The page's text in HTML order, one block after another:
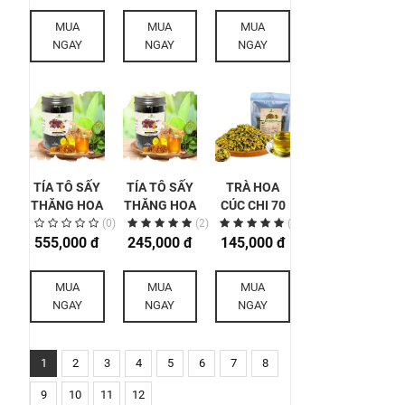
MUA
NGAY
500GR
MUA
NGAY
MUA
NGAY
TÍA TÔ SẤY
THĂNG HOA
VIÊN MẬT
ONG RỪNG
(0)
555,000 đ
MUA
NGAY
TÍA TÔ SẤY
THĂNG HOA
VIÊN MẬT
ONG RỪNG
(2)
245,000 đ
MUA
NGAY
TRÀ HOA
CÚC CHI 70
GR
(2)
145,000 đ
MUA
NGAY
1 2 3 4 5 6 7 8
9 10 11 12